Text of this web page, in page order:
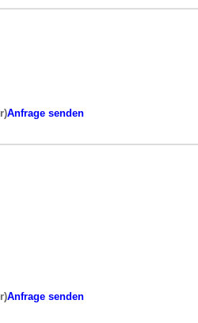
Anfrage senden
Anfrage senden